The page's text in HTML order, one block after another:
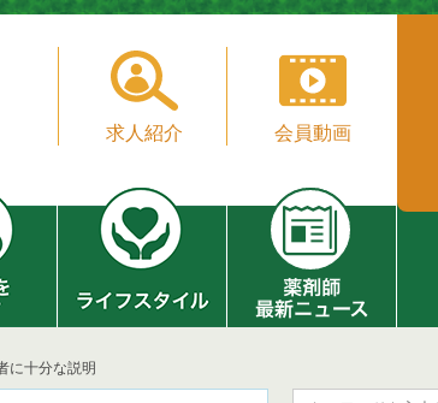
求人紹介 会員動画
に十分な説明